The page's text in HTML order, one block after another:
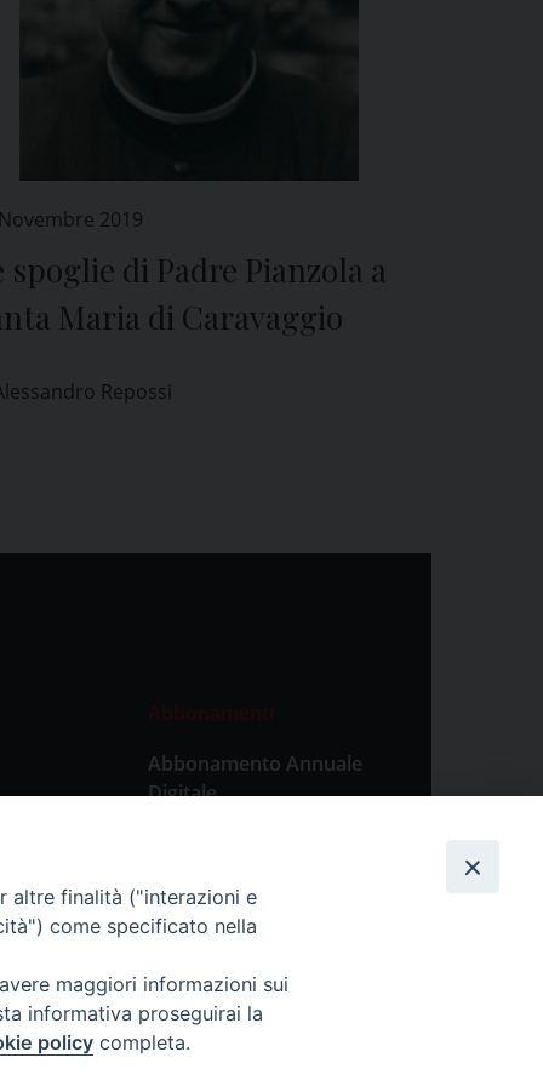
2019
spoglie di Padre Pianzola a
Maria di Caravaggio
Repossi
Abbonamenti
Abbonamento Annuale
Digitale
Abbonamento Singola
Copia Digitale
altre finalità ("interazioni e
come specificato nella
maggiori informazioni sui
informativa proseguirai la
policy completa.